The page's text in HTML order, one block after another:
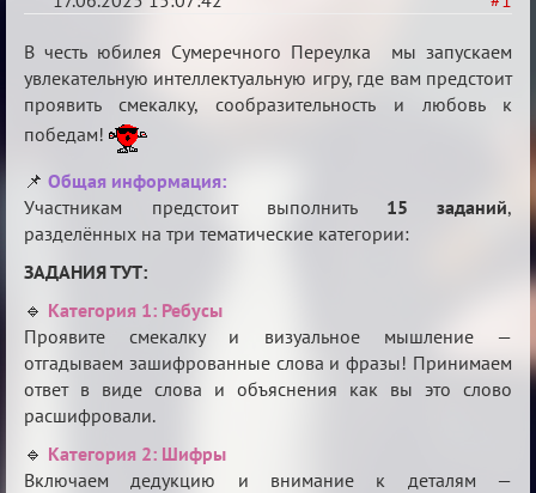
"Сумеречные
загадки"
от
Ars
Goetia
В честь юбилея Сумеречного Переулка мы запускаем
увлекательную интеллектуальную игру, где вам предстоит
проявить смекалку, сообразительность и любовь к
победам!
📌 Общая информация:
Участникам предстоит выполнить 15 заданий,
разделённых на три тематические категории:
ЗАДАНИЯ ТУТ:
🔹 Категория 1: Ребусы
Проявите смекалку и визуальное мышление —
отгадываем зашифрованные слова и фразы! Принимаем
ответ в виде слова и объяснения как вы это слово
расшифровали.
🔹 Категория 2: Шифры
Включаем дедукцию и внимание к деталям —